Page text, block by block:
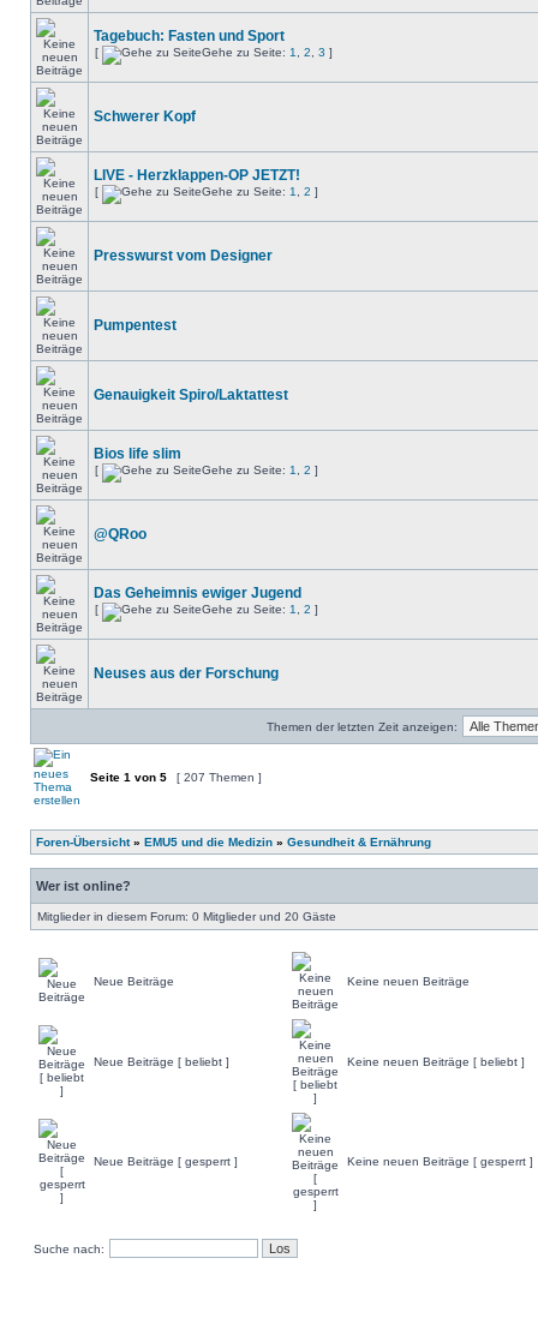
Tagebuch: Fasten und Sport
[ Gehe zu Seite: 1 2 3 ]
Schwerer Kopf
LIVE - Herzklappen-OP JETZT!
[ Gehe zu Seite: 1 2 ]
Presswurst vom Designer
Pumpentest
Genauigkeit Spiro/Laktattest
Bios life slim
[ Gehe zu Seite: 1 2 ]
@QRoo
Das Geheimnis ewiger Jugend
[ Gehe zu Seite: 1 2 ]
Neuses aus der Forschung
Themen der letzten Zeit anzeigen:
Seite 1 von 5 [ 207 Themen ]
Foren-Übersicht» EMU5 und die Medizin » Gesundheit & Ernährung
Wer ist online?
Mitglieder in diesem Forum: 0 Mitglieder und 20 Gäste
Neue Beiträge Keine neuen Beiträge
Neue Beiträge [ beliebt ] Keine neuen Beiträge [ beliebt ]
Neue Beiträge [ gesperrt ] Keine neuen Beiträge [ gesperrt ]
Suche nach: